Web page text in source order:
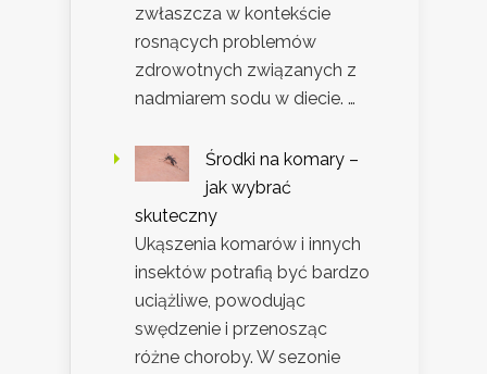
zwłaszcza w kontekście
rosnących problemów
zdrowotnych związanych z
nadmiarem sodu w diecie. …
Środki na komary –
jak wybrać
skuteczny
Ukąszenia komarów i innych
insektów potrafią być bardzo
uciążliwe, powodując
swędzenie i przenosząc
różne choroby. W sezonie